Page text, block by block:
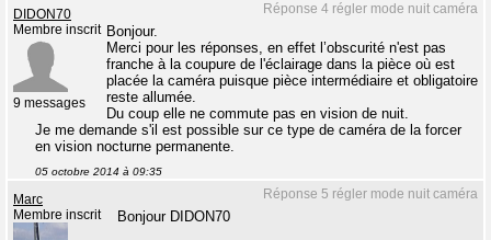
Réponse 4 régler mode nuit caméra
DIDON70
Membre inscrit
9 messages
Bonjour.
Merci pour les réponses, en effet l’obscurité n'est pas
franche à la coupure de l'éclairage dans la pièce où est
placée la caméra puisque pièce intermédiaire et obligatoire
reste allumée.
Du coup elle ne commute pas en vision de nuit.
Je me demande s'il est possible sur ce type de caméra de la forcer
en vision nocturne permanente.
05 octobre 2014 à 09:35
Réponse 5 régler mode nuit caméra
Marc
Membre inscrit
Bonjour DIDON70